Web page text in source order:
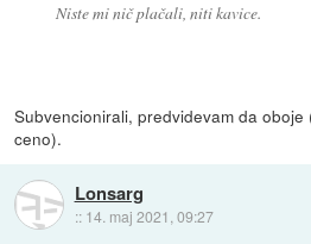
Niste mi nič plačali, niti kavice.
Subvencionirali, predvidevam da
ceno).
Lonsarg
:: 14. maj 2021, 09:27